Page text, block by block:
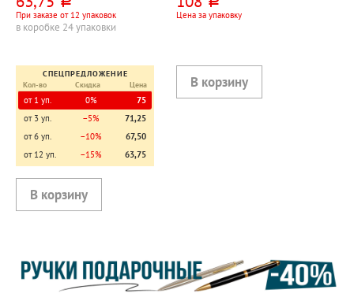
При заказе от 12 упаковок
в коробке 24 упаковки
СПЕЦПРЕДЛОЖЕНИЕ
Кол-во
Скидка Цена
от 1 уп. 0%
75
от 3 уп.
−5%
71,25
от 6 уп.
−10%
67,50
от 12 уп.
−15% 63,75
Цена за упаковку